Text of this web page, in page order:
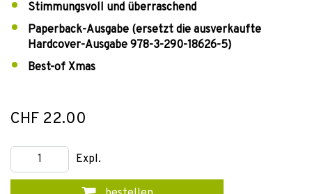
Stimmungsvoll und überraschend
Paperback-Ausgabe (ersetzt die ausverkaufte
Hardcover-Ausgabe 978-3-290-18626-5)
Best-of Xmas
CHF 22.00
Expl.